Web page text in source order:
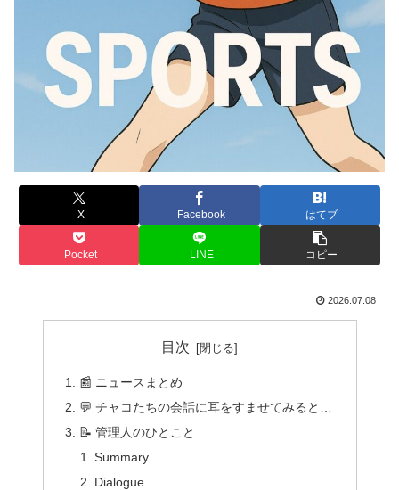
X Facebook はてブ
Pocket LINE コピー
2026.07.08
目次
📰 ニュースまとめ
💬 チャコたちの会話に耳をすませてみると…
📝 管理人のひとこと
Summary
Dialogue